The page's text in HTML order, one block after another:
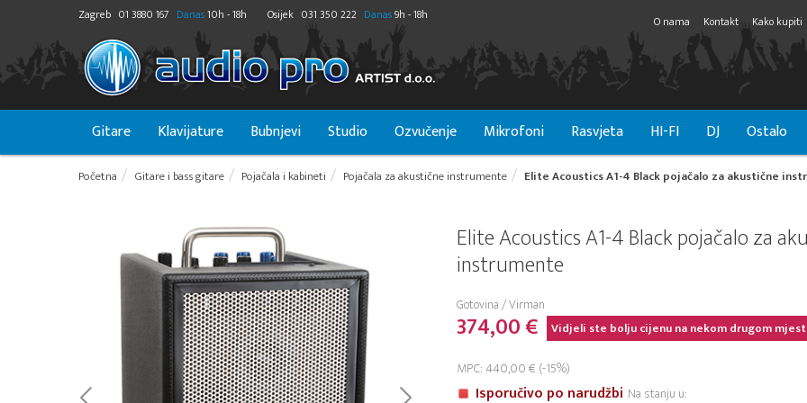
Zagreb 01 3880 167 Danas10h - 18h Osijek 031 350 222 Danas9h - 18h O nama Kontakt Kako kupiti
Gitare Klavijature Bubnjevi Studio Ozvučenje Mikrofoni Rasvjeta HI-FI DJ Ostalo
Početna Gitare i bass gitare Pojačala i kabineti Pojačala za akustične instrumente Elite Acoustics A1-4 Black pojačalo za akustične
Elite Acoustics A1-4 Black pojačalo za
instrumente
Gotovina / Virman
374,00 € Vidjeli ste bolju cijenu na nekom drugom
MPC: 440,00 € (-15%)
Isporučivo po narudžbi Na stanju u: